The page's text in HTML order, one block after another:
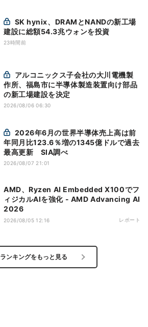
建設に総額54.3兆ウォンを投資
23時間前
作所、福島市に半導体製造装置向け部品
の新工場建設を決定
2026/08/06 06:30
年同月比123.6％増の1345億ドルで過去
最高更新 SIA調べ
2026/08/07 21:01
AMD、Ryzen AI Embedded X100でフ
ィジカルAIを強化 - AMD Advancing AI
2026
2026/08/05 12:16 レポート
ランキングをもっと見る